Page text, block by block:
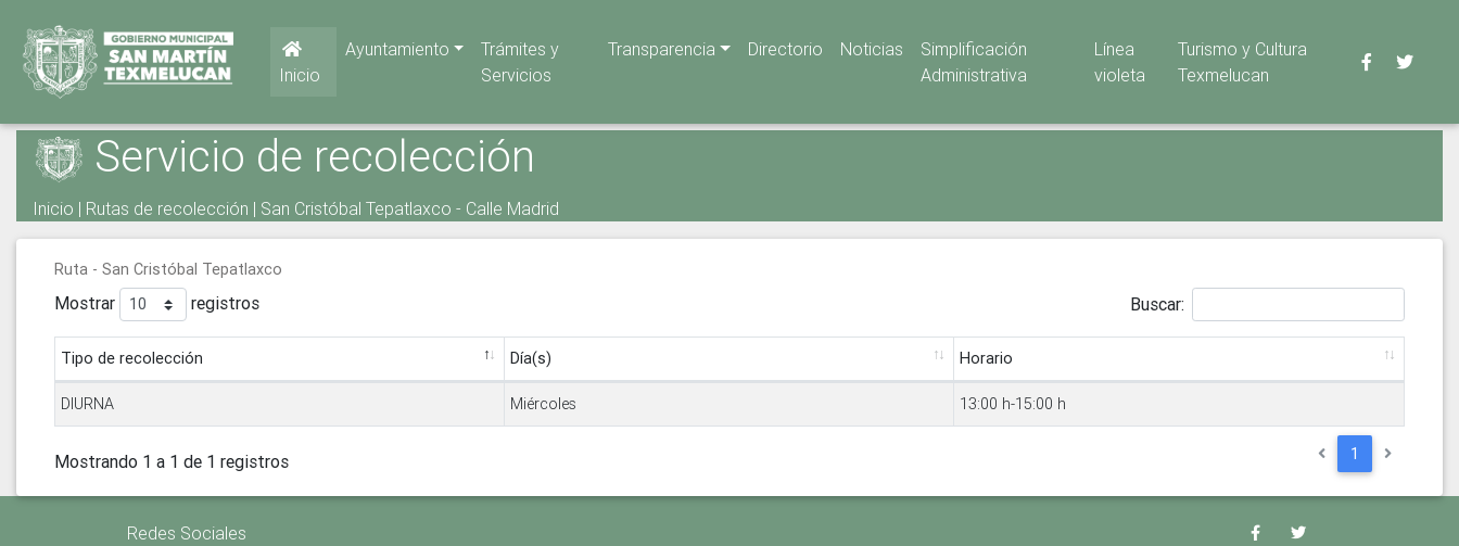
Inicio
Ayuntamiento
Trámites y
Servicios
Transparencia Directorio Noticias
Simplificación
Administrativa
Línea
violeta
Turismo y Cultura
Texmelucan
Servicio de recolección
Inicio | Rutas de recolección | San Cristóbal Tepatlaxco - Calle Madrid
Ruta - San Cristóbal Tepatlaxco
Mostrar registros Buscar:
Tipo de recolección Día(s) Horario
DIURNA Miércoles 13:00 h-15:00 h
Mostrando 1 a 1 de 1 registros 1
Redes Sociales